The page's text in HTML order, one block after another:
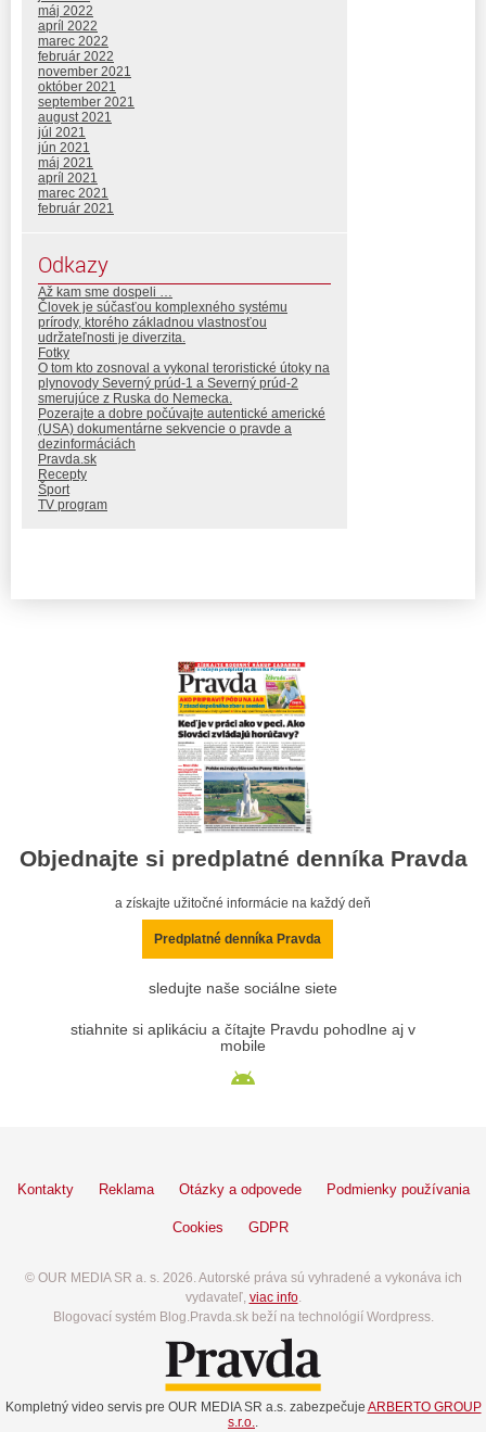
máj 2022
apríl 2022
marec 2022
február 2022
november 2021
október 2021
september 2021
august 2021
júl 2021
jún 2021
máj 2021
apríl 2021
marec 2021
február 2021
Odkazy
Až kam sme dospeli …
Človek je súčasťou komplexného systému
prírody, ktorého základnou vlastnosťou
udržateľnosti je diverzita.
Fotky
O tom kto zosnoval a vykonal teroristické útoky na
plynovody Severný prúd-1 a Severný prúd-2
smerujúce z Ruska do Nemecka.
Pozerajte a dobre počúvajte autentické americké
(USA) dokumentárne sekvencie o pravde a
dezinformáciách
Pravda.sk
Recepty
Šport
TV program
Objednajte si predplatné denníka Pravda
a získajte užitočné informácie na každý deň
Predplatné denníka Pravda
sledujte naše sociálne siete
stiahnite si aplikáciu a čítajte Pravdu pohodlne aj v
mobile
Kontakty Reklama Otázky a odpovede Podmienky používania
Cookies GDPR
© OUR MEDIA SR a. s. 2026. Autorské práva sú vyhradené a vykonáva ich
vydavateľ, viac info.
Blogovací systém Blog.Pravda.sk beží na technológií Wordpress.
Kompletný video servis pre OUR MEDIA SR a.s. zabezpečuje ARBERTO GROUP
s.r.o..